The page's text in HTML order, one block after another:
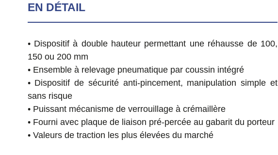
EN DÉTAIL
• Dispositif à double hauteur permettant une réhausse de 100,
150 ou 200 mm
• Ensemble à relevage pneumatique par coussin intégré
• Dispositif de sécurité anti-pincement, manipulation simple et
sans risque
• Puissant mécanisme de verrouillage à crémaillère
• Fourni avec plaque de liaison pré-percée au gabarit du porteur
• Valeurs de traction les plus élevées du marché